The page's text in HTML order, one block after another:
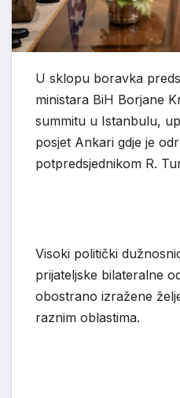
U sklopu boravka
ministara BiH Borjane
summitu u Istanbulu,
posjet Ankari gdje je
potpredsjednikom R.
Visoki politički
prijateljske bilateralne
obostrano izražene
raznim oblastima.